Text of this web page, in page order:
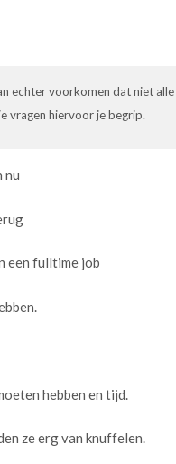
echter voorkomen dat niet
vragen hiervoor je begrip.
nu
een fulltime job
hebben en tijd.
ze erg van knuffelen.